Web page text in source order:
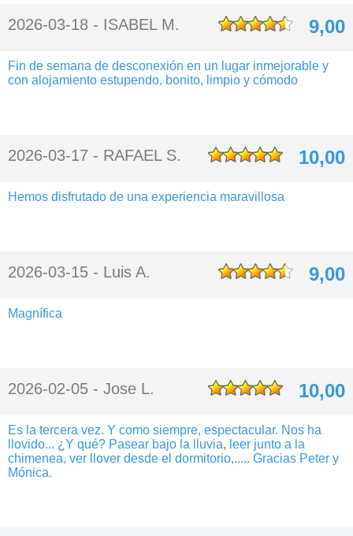
2026-03-18 - ISABEL M. 9,00
Fin de semana de desconexión en un lugar inmejorable y
con alojamiento estupendo, bonito, limpio y cómodo
2026-03-17 - RAFAEL S. 10,00
Hemos disfrutado de una experiencia maravillosa
2026-03-15 - Luis A. 9,00
Magnífica
2026-02-05 - Jose L. 10,00
Es la tercera vez. Y como siempre, espectacular. Nos ha
llovido... ¿Y qué? Pasear bajo la lluvia, leer junto a la
chimenea, ver llover desde el dormitorio,..... Gracias Peter y
Mónica.